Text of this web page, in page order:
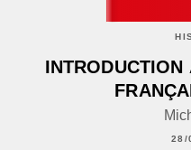
28/